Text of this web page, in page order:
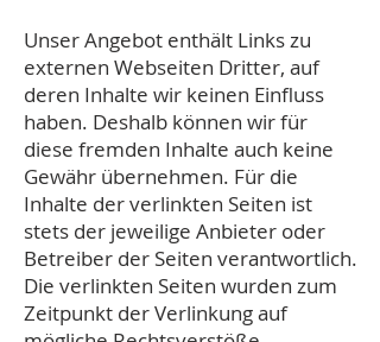
Unser Angebot enthält Links zu
externen Webseiten Dritter, auf
deren Inhalte wir keinen Einfluss
haben. Deshalb können wir für
diese fremden Inhalte auch keine
Gewähr übernehmen. Für die
Inhalte der verlinkten Seiten ist
stets der jeweilige Anbieter oder
Betreiber der Seiten verantwortlich.
Die verlinkten Seiten wurden zum
Zeitpunkt der Verlinkung auf